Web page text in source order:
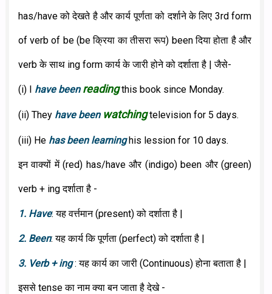
has/have को देखते है और कार्य पूर्णता को दर्शाने के लिए 3rd form
of verb of be (be क्रिया का तीसरा रूप) been दिया होता है और
verb के साथ ing form कार्य के जारी होने को दर्शाता है | जैसे-
(i) I have been readingthis book since Monday.
(ii) They have been watchingtelevision for 5 days.
(iii) He has been learninghis lession for 10 days.
इन वाक्यों में (red) has/have और (indigo) been और (green)
verb + ing दर्शाता है -
1. Have: यह वर्त्तमान (present) को दर्शाता है |
2. Been: यह कार्य कि पूर्णता (perfect) को दर्शाता है |
3. Verb + ing: यह कार्य का जारी (Continuous) होना बताता है |
इससे tense का नाम क्या बन जाता है देखे -